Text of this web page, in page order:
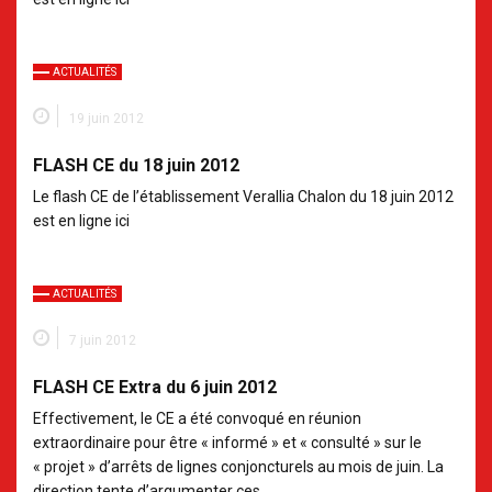
ACTUALITÉS
19 juin 2012
FLASH CE du 18 juin 2012
Le flash CE de l’établissement Verallia Chalon du 18 juin 2012
est en ligne ici
ACTUALITÉS
7 juin 2012
FLASH CE Extra du 6 juin 2012
Effectivement, le CE a été convoqué en réunion
extraordinaire pour être « informé » et « consulté » sur le
« projet » d’arrêts de lignes conjoncturels au mois de juin. La